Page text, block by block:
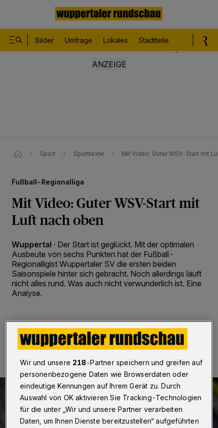
Bilder Umfrage Lokales Stadtteile
Sport Sporttexte Mit Video: Guter WSV-Start mit
Fußball-Regionalliga
Mit Video: Guter WSV-Start mit
Luft nach oben
Wuppertal · Der Start ist geglückt. Mit der optimalen
Ausbeute von sechs Punkten hat der Fußball-
Regionalligist Wuppertaler SV die ersten beiden
Saisonspiele hinter sich gebracht. Noch allerdings läuft
nicht alles rund. Was auch nicht verwunderlich ist. Eine
Analyse.
06.08.2023 , 17:10 Uhr 2 Minuten Lesezeit
Wir und unsere 218-Partner speichern und greifen auf
personenbezogene Daten wie Browserdaten oder
eindeutige Kennungen auf Ihrem Gerät zu. Durch
Auswahl von OK aktivieren Sie Tracking-Technologien
für die unter „Wir und unsere Partner verarbeiten
Daten, um Ihnen Dienste bereitzustellen“ aufgeführten